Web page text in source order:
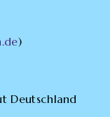
)
Deutschland